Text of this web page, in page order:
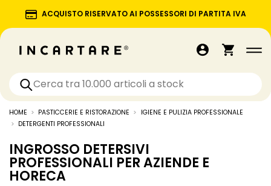
ACQUISTO RISERVATO AI POSSESSORI DI PARTITA IVA
HOME PASTICCERIE E RISTORAZIONE
IGIENE E PULIZIA PROFESSIONALE
DETERGENTI PROFESSIONALI
INGROSSO DETERSIVI
PROFESSIONALI PER AZIENDE E
HORECA